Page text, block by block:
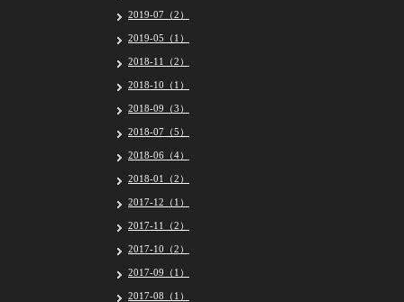
2019-07（2）
2019-05（1）
2018-11（2）
2018-10（1）
2018-09（3）
2018-07（5）
2018-06（4）
2018-01（2）
2017-12（1）
2017-11（2）
2017-10（2）
2017-09（1）
2017-08（1）